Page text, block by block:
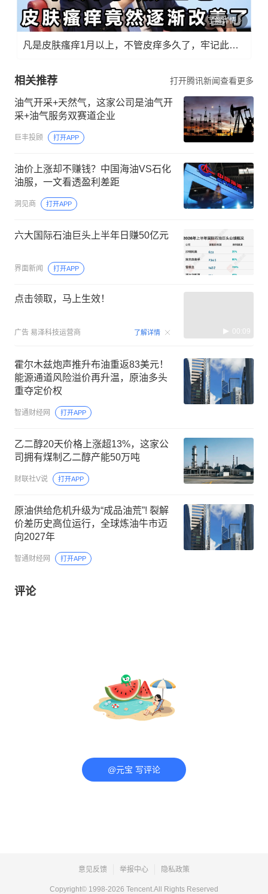
了解详情
凡是皮肤瘙痒1月以上，不管皮痒多久了，牢记此法，快！准！狠！
相关推荐 打开腾讯新闻查看更多
油气开采+天然气，这家公司是油气开
采+油气服务双赛道企业
巨丰投顾 打开APP
油价上涨却不赚钱？中国海油VS石化
油服，一文看透盈利差距
洞见商 打开APP
六大国际石油巨头上半年日赚50亿元
界面新闻 打开APP
点击领取，马上生效！
广告 易泽科技运营商 了解详情 00:09
霍尔木兹炮声推升布油重返83美元！
能源通道风险溢价再升温，原油多头
重夺定价权
智通财经网 打开APP
乙二醇20天价格上涨超13%，这家公
司拥有煤制乙二醇产能50万吨
财联社V说 打开APP
原油供给危机升级为“成品油荒”! 裂解
价差历史高位运行，全球炼油牛市迈
向2027年
智通财经网 打开APP
评论
@元宝 写评论
意见反馈 举报中心 隐私政策
Copyright© 1998-2026 Tencent.All Rights Reserved